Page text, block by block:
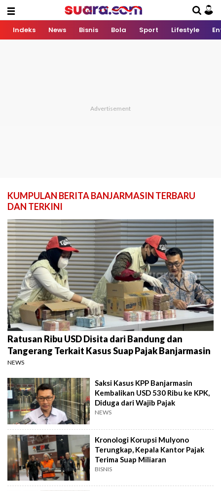
Indeks News Bisnis Bola Sport Lifestyle
KUMPULAN BERITA BANJARMASIN TERBARU
DAN TERKINI
Ratusan Ribu USD Disita dari Bandung dan
Tangerang Terkait Kasus Suap Pajak Banjarmasin
NEWS
Saksi Kasus KPP Banjarmasin
Kembalikan USD 530 Ribu ke KPK,
Diduga dari Wajib Pajak
NEWS
Kronologi Korupsi Mulyono
Terungkap, Kepala Kantor Pajak
Terima Suap Miliaran
BISNIS